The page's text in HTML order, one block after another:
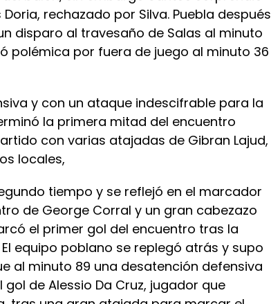
rechazado por Silva. Puebla después
disparo al travesaño de Salas al minuto
polémica por fuera de juego al minuto 36
y con un ataque indescifrable para la
la primera mitad del encuentro
con varias atajadas de Gibran Lajud,
locales,
tiempo y se reflejó en el marcador
de George Corral y un gran cabezazo
el primer gol del encuentro tras la
equipo poblano se replegó atrás y supo
al minuto 89 una desatención defensiva
de Alessio Da Cruz, jugador que